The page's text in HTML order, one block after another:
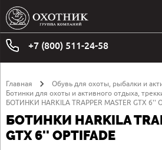
+7 (800) 511-24-58
Главная
Обувь для охоты, рыбалки и
Ботинки для охоты и активного отдыха,
БОТИНКИ HARKILA TRAPPER MASTER GTX 6''
БОТИНКИ HARKILA
GTX 6'' OPTIFADE